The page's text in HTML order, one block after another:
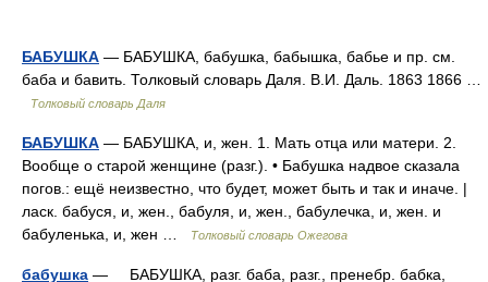
БАБУШКА — БАБУШКА, бабушка, бабышка, бабье и пр. см.
баба и бавить. Толковый словарь Даля. В.И. Даль. 1863 1866 …
Толковый словарь Даля
БАБУШКА — БАБУШКА, и, жен. 1. Мать отца или матери. 2.
Вообще о старой женщине (разг.). • Бабушка надвое сказала
погов.: ещё неизвестно, что будет, может быть и так и иначе. |
ласк. бабуся, и, жен., бабуля, и, жен., бабулечка, и, жен. и
бабуленька, и, жен …
Толковый словарь Ожегова
бабушка — БАБУШКА, разг. баба, разг., пренебр. бабка,